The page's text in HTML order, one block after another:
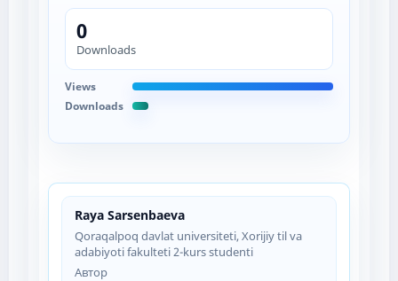
Raya Sarsenbaeva
Qoraqalpoq davlat universiteti, Xorijiy til va
adabiyoti fakulteti 2-kurs studenti
Автор
0
Downloads
Views
Downloads